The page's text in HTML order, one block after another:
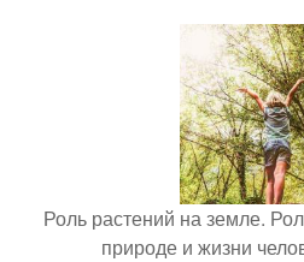
Роль растений на земле.
природе и жизни